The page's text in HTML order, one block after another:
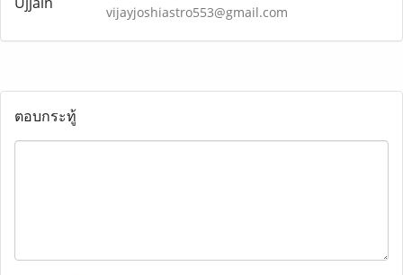
vijayjoshiastro553@gmail.com
ตอบกระทู้